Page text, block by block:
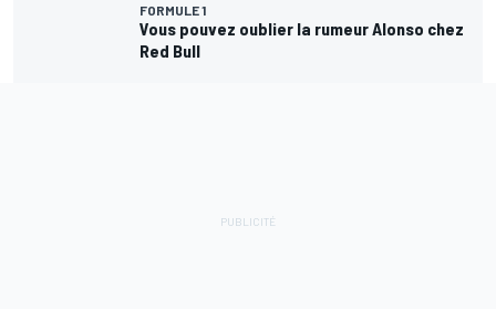
FORMULE 1
Vous pouvez oublier la rumeur Alonso
chez Red Bull